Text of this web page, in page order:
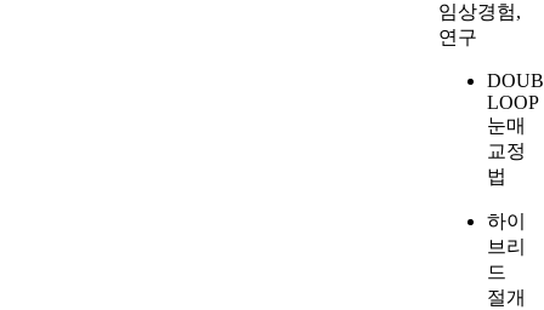
임상경험,
연구
LOOP
눈매
교정
법
하이
브리
드
절개